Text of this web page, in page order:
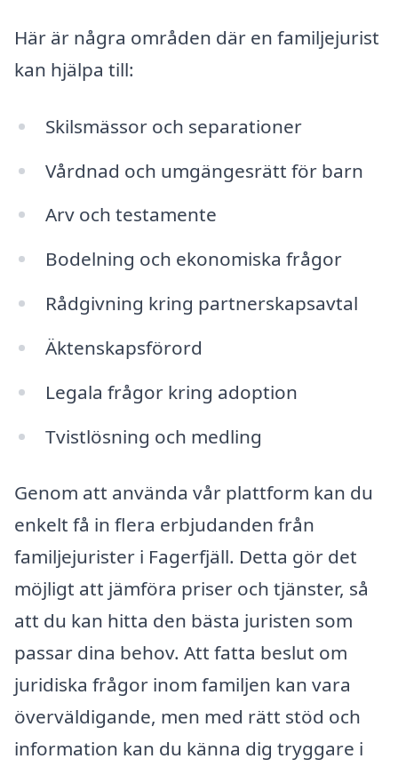
Här är några områden där en familjejurist
kan hjälpa till:
Skilsmässor och separationer
Vårdnad och umgängesrätt för barn
Arv och testamente
Bodelning och ekonomiska frågor
Rådgivning kring partnerskapsavtal
Äktenskapsförord
Legala frågor kring adoption
Tvistlösning och medling
Genom att använda vår plattform kan du
enkelt få in flera erbjudanden från
familjejurister i Fagerfjäll. Detta gör det
möjligt att jämföra priser och tjänster, så
att du kan hitta den bästa juristen som
passar dina behov. Att fatta beslut om
juridiska frågor inom familjen kan vara
överväldigande, men med rätt stöd och
information kan du känna dig tryggare i